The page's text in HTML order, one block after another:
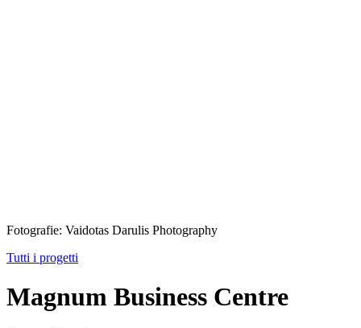
Fotografie: Vaidotas Darulis Photography
Tutti i progetti
Magnum Business Centre